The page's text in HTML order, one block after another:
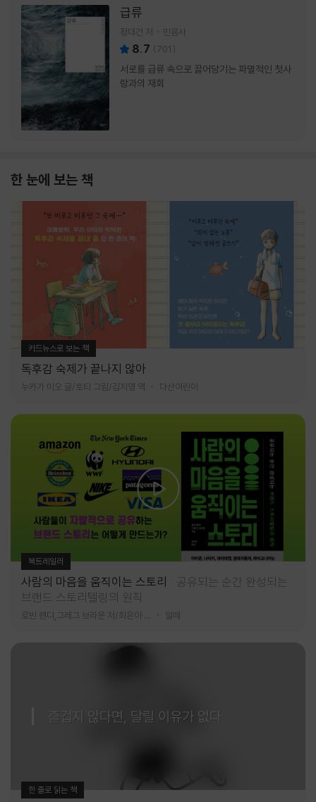
급류
정대건 저 민음사
8.7 (701 )
서로를 급류 속으로 끌어당기는 파멸적인 첫사
랑과의 재회
한 눈에 보는 책
카드뉴스로 보는 책
독후감 숙제가 끝나지 않아
누카가 미오 글/토티 그림/김지영 역 다산어린이
북트레일러
사람의 마음을 움직이는 스토리
공유되는 순간 완성되는
브랜드 스토리텔링의 원칙
알레
즐겁지 않다면, 달릴 이유가 없다
한 줄로 읽는 책